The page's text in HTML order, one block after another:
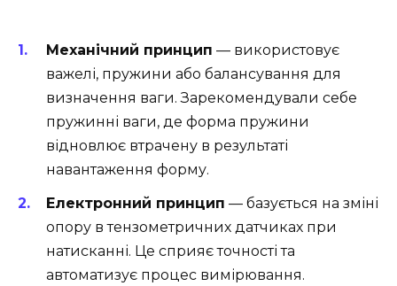
Механічний принцип — використовує
важелі, пружини або балансування для
визначення ваги. Зарекомендували себе
пружинні ваги, де форма пружини
відновлює втрачену в результаті
навантаження форму.
Електронний принцип — базується на зміні
опору в тензометричних датчиках при
натисканні. Це сприяє точності та
автоматизує процес вимірювання.